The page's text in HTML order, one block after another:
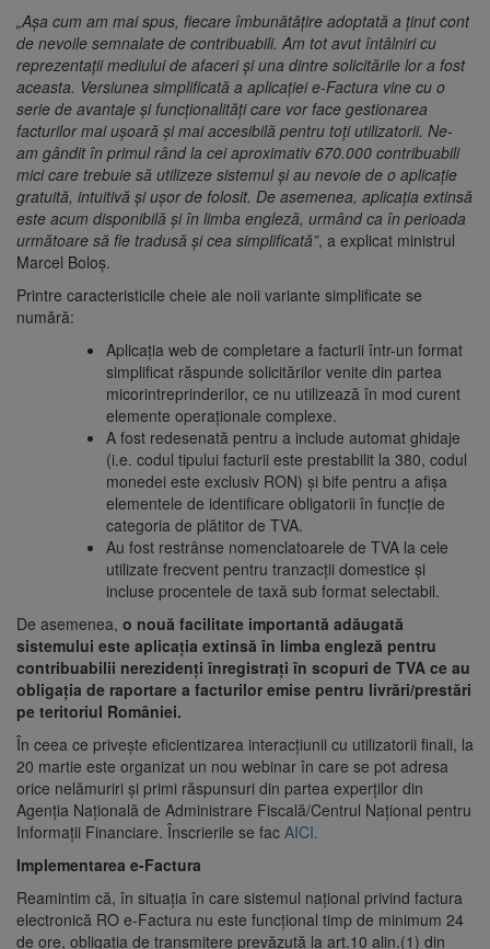
„Așa cum am mai spus, fiecare îmbunătățire adoptată a ținut cont
de nevoile semnalate de contribuabili. Am tot avut întâlniri cu
reprezentații mediului de afaceri și una dintre solicitările lor a fost
aceasta. Versiunea simplificată a aplicației e-Factura vine cu o
serie de avantaje și funcționalități care vor face gestionarea
facturilor mai ușoară și mai accesibilă pentru toți utilizatorii. Ne-
am gândit în primul rând la cei aproximativ 670.000 contribuabili
mici care trebuie să utilizeze sistemul și au nevoie de o aplicație
gratuită, intuitivă și ușor de folosit. De asemenea, aplicația extinsă
este acum disponibilă și în limba engleză, urmând ca în perioada
următoare să fie tradusă și cea simplificată”, a explicat ministrul
Marcel Boloș.
Printre caracteristicile cheie ale noii variante simplificate se
numără:
Aplicația web de completare a facturii într-un format
simplificat răspunde solicitărilor venite din partea
micorintreprinderilor, ce nu utilizează în mod curent
elemente operaționale complexe.
A fost redesenată pentru a include automat ghidaje
(i.e. codul tipului facturii este prestabilit la 380, codul
monedei este exclusiv RON) și bife pentru a afișa
elementele de identificare obligatorii în funcție de
categoria de plătitor de TVA.
Au fost restrânse nomenclatoarele de TVA la cele
utilizate frecvent pentru tranzacții domestice și
incluse procentele de taxă sub format selectabil.
De asemenea, o nouă facilitate importantă adăugată
sistemului este aplicația extinsă în limba engleză pentru
contribuabilii nerezidenți înregistrați în scopuri de TVA ce au
obligația de raportare a facturilor emise pentru livrări/prestări
pe teritoriul României.
În ceea ce privește eficientizarea interacțiunii cu utilizatorii finali, la
20 martie este organizat un nou webinar în care se pot adresa
orice nelămuriri și primi răspunsuri din partea experților din
Agenția Națională de Administrare Fiscală/Centrul Național pentru
Informații Financiare. Înscrierile se fac AICI.
Implementarea e-Factura
Reamintim că, în situaţia în care sistemul naţional privind factura
electronică RO e-Factura nu este funcțional timp de minimum 24
de ore, obligația de transmitere prevăzută la art.10 alin.(1) din